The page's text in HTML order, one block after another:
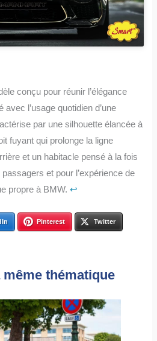
conçu pour réunir l’élégance
avec l’usage quotidien d’une
par une silhouette élancée à
fuyant qui prolonge la ligne
et un habitacle pensé à la fois
et pour l’expérience de
propre à BMW.↩︎
Pinterest Twitter
thématique